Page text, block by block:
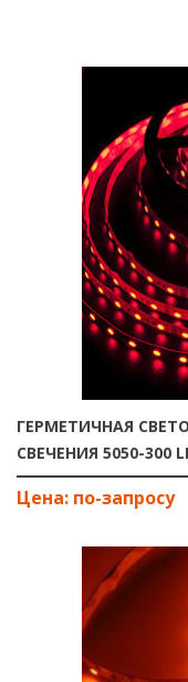
ГЕРМЕТИЧНАЯ
СВЕЧЕНИЯ 5050-300